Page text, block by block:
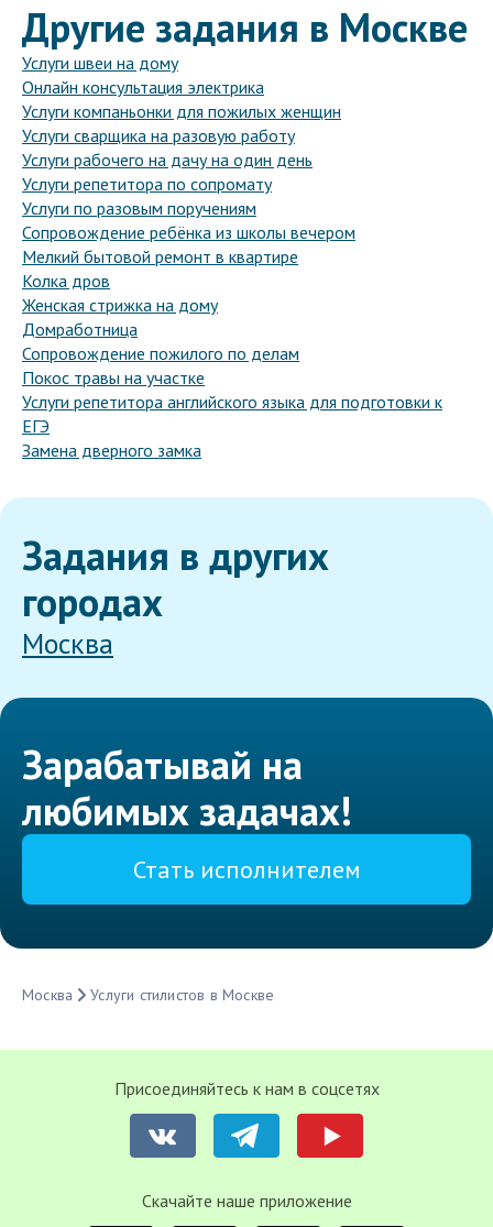
Другие задания в Москве
Услуги швеи на дому
Онлайн консультация электрика
Услуги компаньонки для пожилых женщин
Услуги сварщика на разовую работу
Услуги рабочего на дачу на один день
Услуги репетитора по сопромату
Услуги по разовым поручениям
Сопровождение ребёнка из школы вечером
Мелкий бытовой ремонт в квартире
Колка дров
Женская стрижка на дому
Домработница
Сопровождение пожилого по делам
Покос травы на участке
Услуги репетитора английского языка для подготовки к
ЕГЭ
Замена дверного замка
Задания в других
городах
Москва
Зарабатывай на
любимых задачах!
Стать исполнителем
Москва Услуги стилистов в Москве
Присоединяйтесь к нам в соцсетях
Cкачайте наше приложение